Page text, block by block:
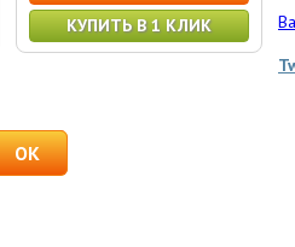
КУПИТЬ В 1 КЛИК
OK